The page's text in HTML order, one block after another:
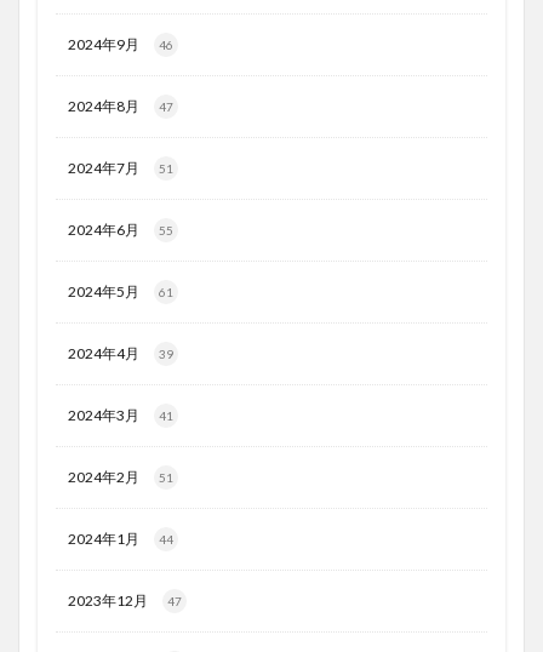
2024年9月 46
2024年8月 47
2024年7月 51
2024年6月 55
2024年5月 61
2024年4月 39
2024年3月 41
2024年2月 51
2024年1月 44
2023年12月 47